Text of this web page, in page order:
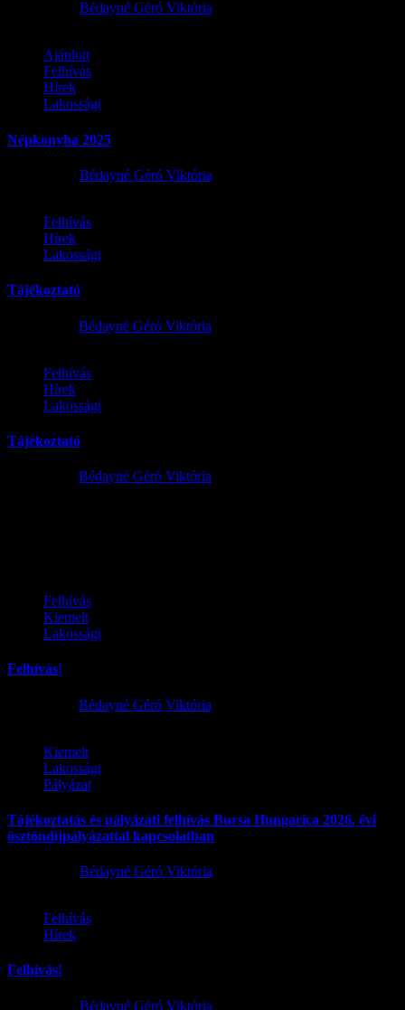
Bédayné Géró Viktória
Ajánlott
Felhívás
Hírek
Lakossági
Népkonyha 2025
Bédayné Géró Viktória
Felhívás
Hírek
Lakossági
Tájékoztató
Bédayné Géró Viktória
Felhívás
Hírek
Lakossági
Tájékoztató
Bédayné Géró Viktória
Felhívás
Kiemelt
Lakossági
Felhívás!
Bédayné Géró Viktória
Kiemelt
Lakossági
Pályázat
Tájékoztatás és pályázati felhívás Bursa Hungarica 2026. évi
ösztöndíjpályázattal kapcsolatban
Bédayné Géró Viktória
Felhívás
Hírek
Felhívás!
Bédayné Géró Viktória